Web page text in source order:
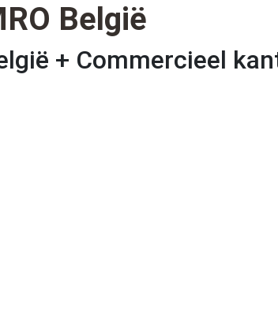
België
+ Commercieel